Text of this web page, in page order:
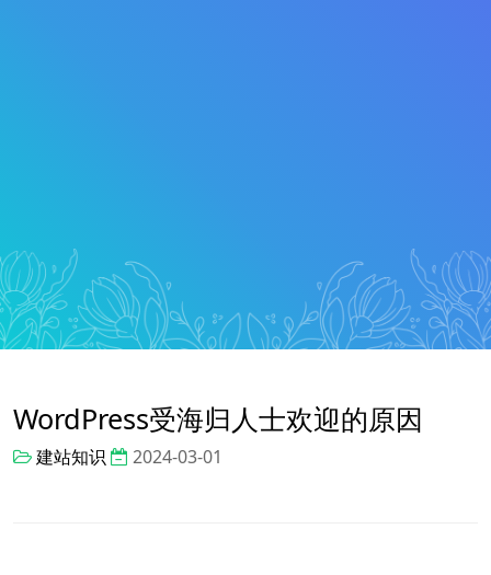
WordPress受海归人士欢迎的原因
建站知识 2024-03-01